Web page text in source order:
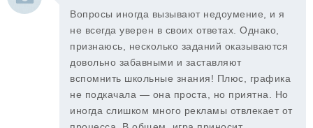
Вопросы иногда вызывают недоумение, и я
не всегда уверен в своих ответах. Однако,
признаюсь, несколько заданий оказываются
довольно забавными и заставляют
вспомнить школьные знания! Плюс, графика
не подкачала — она проста, но приятна. Но
иногда слишком много рекламы отвлекает от